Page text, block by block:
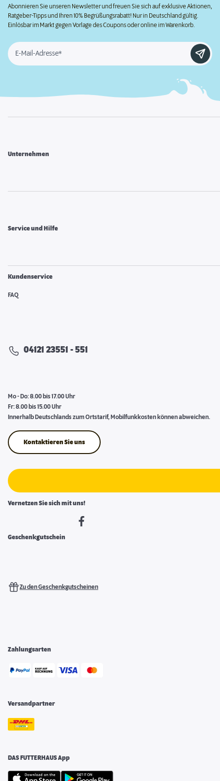
Abonnieren Sie unseren Newsletter und freuen Sie sich auf exklusive Aktionen,
Ratgeber-Tipps und Ihren 10% Begrüßungsrabatt! Nur in Deutschland gültig.
Einlösbar im Markt gegen Vorlage des Coupons oder online im Warenkorb.
E-Mail-Adresse*
Unternehmen
Service und Hilfe
Kundenservice
FAQ
04121 23551 - 551
Mo - Do: 8.00 bis 17.00 Uhr
Fr: 8.00 bis 15.00 Uhr
Innerhalb Deutschlands zum Ortstarif, Mobilfunkkosten können abweichen.
Kontaktieren Sie uns
Vernetzen Sie sich mit uns!
Geschenkgutschein
Zu den Geschenkgutscheinen
Zahlungsarten
Versandpartner
DAS FUTTERHAUS App